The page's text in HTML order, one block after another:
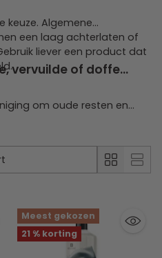
keuze. Algemene
een laag achterlaten of
liever een product dat
vervuilde of doffe
om oude resten en
Meest gekozen
21 % korting